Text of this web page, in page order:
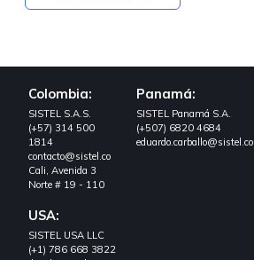
Colombia:
SISTEL S.A.S.
(+57) 314 500
1814
contacto@sistel.co
Cali, Avenida 3
Norte # 19 - 110
Panamá:
SISTEL Panamá S.A.
(+507) 6820 4684
eduardo.carballo@sistel.co
USA:
SISTEL USA LLC
(+1) 786 668 3822